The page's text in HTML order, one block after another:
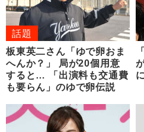
話題
板東英二さん「ゆで卵おま
へんか？」 局が20個用意
すると… 「出演料も交通費
も要らん」のゆで卵伝説